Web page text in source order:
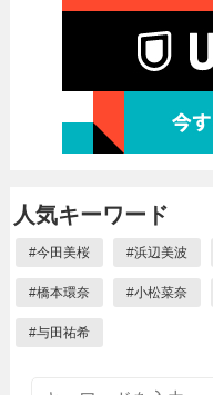
人気キーワード
#今田美桜 #浜辺美波
#橋本環奈 #小松菜奈
#与田祐希